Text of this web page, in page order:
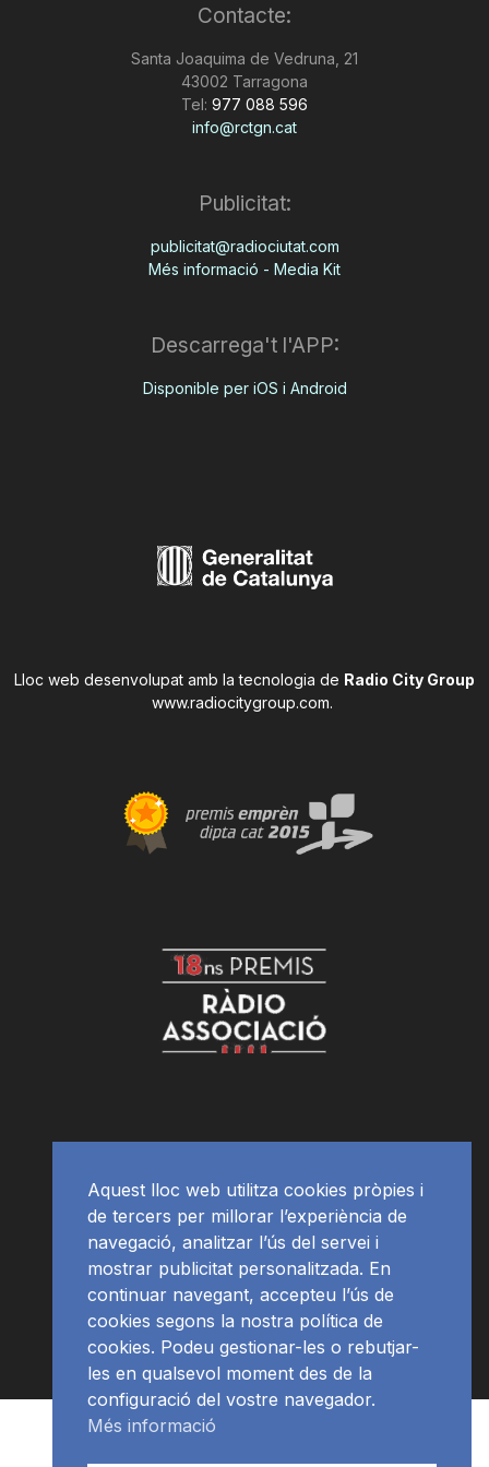
Contacte:
Santa Joaquima de Vedruna, 21
43002 Tarragona
Tel: 977 088 596
info@rctgn.cat
Publicitat:
publicitat@radiociutat.com
Més informació - Media Kit
Descarrega't l'APP:
Disponible per iOS i Android
Lloc web desenvolupat amb la tecnologia de Radio City Group
www.radiocitygroup.com.
RàdioNews
Aquest lloc web utilitza cookies pròpies i
de tercers per millorar l’experiència de
navegació, analitzar l’ús del servei i
mostrar publicitat personalitzada. En
continuar navegant, accepteu l’ús de
cookies segons la nostra política de
cookies. Podeu gestionar-les o rebutjar-
les en qualsevol moment des de la
configuració del vostre navegador.
Més informació